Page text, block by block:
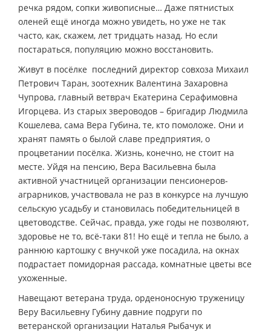
речка рядом, сопки живописные… Даже пятнистых
оленей ещё иногда можно увидеть, но уже не так
часто, как, скажем, лет тридцать назад. Но если
постараться, популяцию можно восстановить.
Живут в посёлке последний директор совхоза Михаил
Петрович Таран, зоотехник Валентина Захаровна
Чупрова, главный ветврач Екатерина Серафимовна
Игорцева. Из старых звероводов – бригадир Людмила
Кошелева, сама Вера Губина, те, кто помоложе. Они и
хранят память о былой славе предприятия, о
процветании посёлка. Жизнь, конечно, не стоит на
месте. Уйдя на пенсию, Вера Васильевна была
активной участницей организации пенсионеров-
аграрников, участвовала не раз в конкурсе на лучшую
сельскую усадьбу и становилась победительницей в
цветоводстве. Сейчас, правда, уже годы не позволяют,
здоровье не то, всё-таки 81! Но ещё и тепла не было, а
раннюю картошку с внучкой уже посадила, на окнах
подрастает помидорная рассада, комнатные цветы все
ухоженные.
Навещают ветерана труда, орденоносную труженицу
Веру Васильевну Губину давние подруги по
ветеранской организации Наталья Рыбачук и